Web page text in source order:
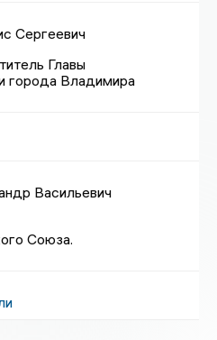
Сергеевич
Главы
города Владимира
Васильевич
Союза.